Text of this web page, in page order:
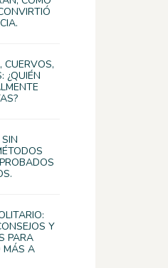
CUERVOS,
¿QUIÉN
Y
PARA
MÁS A